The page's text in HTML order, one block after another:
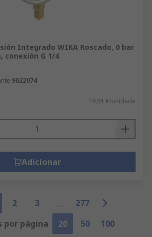
Integrado WIKA Roscado, 0 bar
conexión G 1/4
9022074
19,61 €/unidade
Adicionar
2 3
277
por página
20 50 100